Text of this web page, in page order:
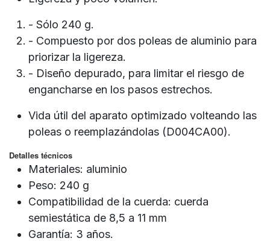
- Sólo 240 g.
- Compuesto por dos poleas de aluminio para
priorizar la ligereza.
- Diseño depurado, para limitar el riesgo de
engancharse en los pasos estrechos.
Vida útil del aparato optimizado volteando las
poleas o reemplazándolas (D004CA00).
Detalles técnicos
Materiales: aluminio
Peso: 240 g
Compatibilidad de la cuerda: cuerda
semiestática de 8,5 a 11 mm
Garantía: 3 años.